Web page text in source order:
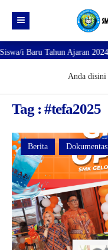
Beranda
PROFILE SEKOLAH
VISI dan MISI
TUJUAN
SARANA PRASARANA
Direktori
DATA SISWA
DATA GURU
JURUSAN
Galeri
i Baru Tahun Ajaran
Anda disini
Tag : #tefa2025
Berita